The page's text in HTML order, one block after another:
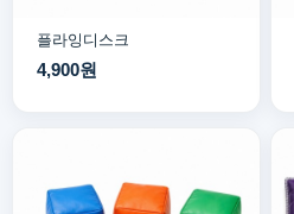
플라잉디스크
4,900원